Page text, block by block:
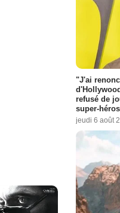
"J'ai
refusé de
super-
jeudi 6 août